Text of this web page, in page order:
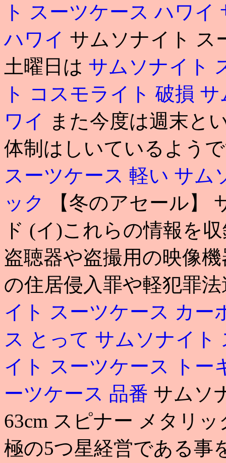
ト スーツケース ハワイ
ハワイ サムソナイト ス
土曜日は サムソナイト
ト コスモライト 破損 サ
ワイ また今度は週末と
体制はしいているよう
スーツケース 軽い サム
ック
【冬のアセール】
ド (イ)これらの情報を
盗聴器や盗撮用の映像
の住居侵入罪や軽犯罪
イト スーツケース カー
ス とって サムソナイト
イト スーツケース トー
ーツケース 品番 サムソ
63cm スピナー メタリ
極の5つ星経営である事